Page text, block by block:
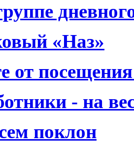
«Наз»
от
- на
поклон